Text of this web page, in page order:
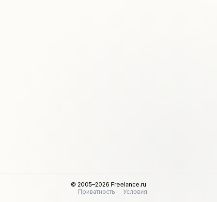
© 2005–2026 Freelance.ru
Приватность
Условия